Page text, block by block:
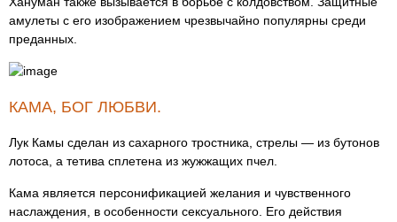
амулеты с его изображением чрезвычайно популярны среди
преданных.
КАМА, БОГ ЛЮБВИ.
Лук Камы сделан из сахарного тростника, стрелы — из бутонов
лотоса, а тетива сплетена из жужжащих пчел.
Кама является персонификацией желания и чувственного
наслаждения, в особенности сексуального. Его действия